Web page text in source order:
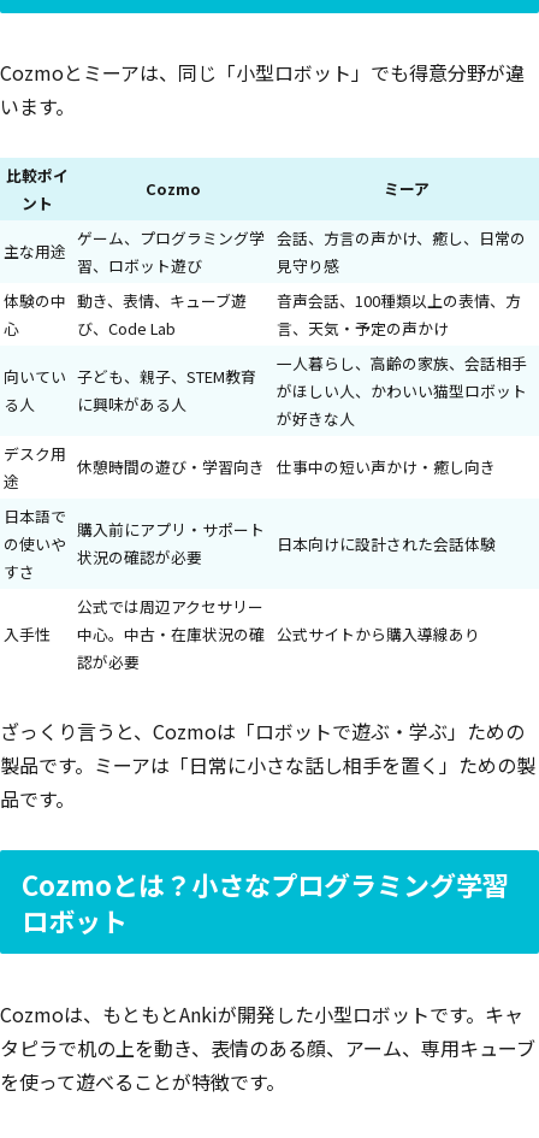
Cozmoとミーアは、同じ「小型ロボット」でも得意分野が違
います。
比較ポイ
ント
Cozmo ミーア
主な用途
ゲーム、プログラミング学
習、ロボット遊び
会話、方言の声かけ、癒し、日常の
見守り感
体験の中
心
動き、表情、キューブ遊
び、Code Lab
音声会話、100種類以上の表情、方
言、天気・予定の声かけ
向いてい
る人
子ども、親子、STEM教育
に興味がある人
一人暮らし、高齢の家族、会話相手
がほしい人、かわいい猫型ロボット
が好きな人
デスク用
途
休憩時間の遊び・学習向き 仕事中の短い声かけ・癒し向き
日本語で
の使いや
すさ
購入前にアプリ・サポート
状況の確認が必要
日本向けに設計された会話体験
入手性
公式では周辺アクセサリー
中心。中古・在庫状況の確
認が必要
公式サイトから購入導線あり
ざっくり言うと、Cozmoは「ロボットで遊ぶ・学ぶ」ための
製品です。ミーアは「日常に小さな話し相手を置く」ための製
品です。
Cozmoとは？小さなプログラミング学習
ロボット
Cozmoは、もともとAnkiが開発した小型ロボットです。キャ
タピラで机の上を動き、表情のある顔、アーム、専用キューブ
を使って遊べることが特徴です。